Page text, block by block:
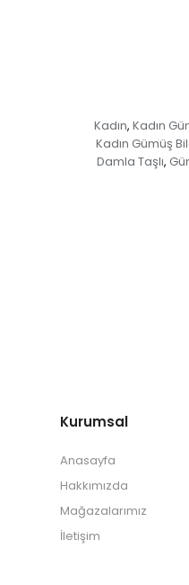
Kadın, Kadın
Kadın Gümüş
Damla Taşlı,
Kurumsal
Anasayfa
Hakkımızda
Mağazalarımız
İletişim